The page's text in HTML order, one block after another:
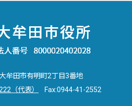
牟田市有明町2丁目3番地
（代表） Fax:0944-41-2552